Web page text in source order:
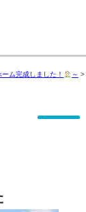
ーム完成しました！ ～ >